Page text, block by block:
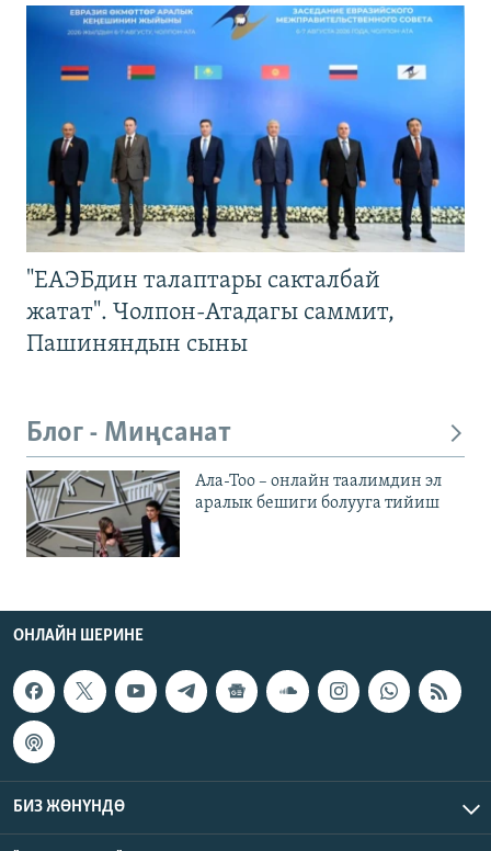
"ЕАЭБдин талаптары сакталбай
жатат". Чолпон-Атадагы саммит,
Пашиняндын сыны
Блог - Миңсанат
Ала-Тоо – онлайн таалимдин эл
аралык бешиги болууга тийиш
ОНЛАЙН ШЕРИНЕ
БИЗ ЖӨНҮНДӨ